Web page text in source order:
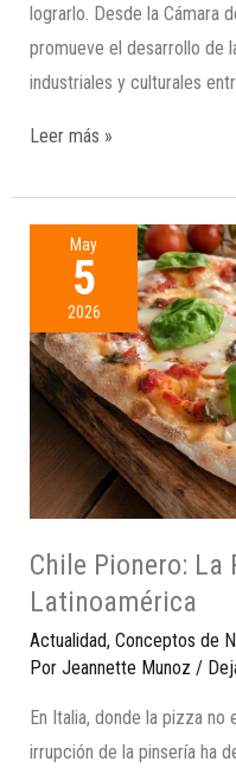
lograrlo. Desde la Cámara
promueve el desarrollo de
industriales y culturales
Leer más »
May
5
2026
Chile Pionero: La
Latinoamérica
Actualidad, Conceptos de
Por Jeannette Munoz /
En Italia, donde la pizza
irrupción de la pinsería ha